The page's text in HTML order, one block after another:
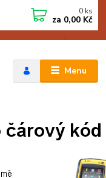
Menu
0 ks
za 0,00 Kč